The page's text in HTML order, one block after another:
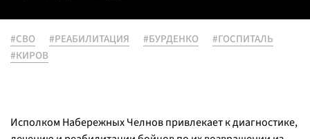
#СВО #РЕАБИЛИТАЦИЯ #БУРДЕНКО
#ГОСПИТАЛЬ
#КИРОВ
Исполком Набережных Челнов привлекает к диагностике,